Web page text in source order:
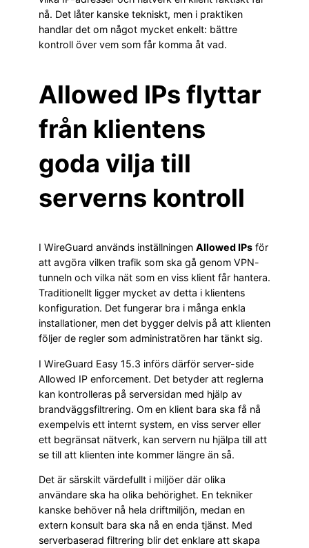
nå. Det låter kanske tekniskt, men i praktiken
handlar det om något mycket enkelt: bättre
kontroll över vem som får komma åt vad.
Allowed IPs flyttar
från klientens
goda vilja till
serverns kontroll
I WireGuard används inställningen Allowed IPs för
att avgöra vilken trafik som ska gå genom VPN-
tunneln och vilka nät som en viss klient får hantera.
Traditionellt ligger mycket av detta i klientens
konfiguration. Det fungerar bra i många enkla
installationer, men det bygger delvis på att klienten
följer de regler som administratören har tänkt sig.
I WireGuard Easy 15.3 införs därför server-side
Allowed IP enforcement. Det betyder att reglerna
kan kontrolleras på serversidan med hjälp av
brandväggsfiltrering. Om en klient bara ska få nå
exempelvis ett internt system, en viss server eller
ett begränsat nätverk, kan servern nu hjälpa till att
se till att klienten inte kommer längre än så.
Det är särskilt värdefullt i miljöer där olika
användare ska ha olika behörighet. En tekniker
kanske behöver nå hela driftmiljön, medan en
extern konsult bara ska nå en enda tjänst. Med
serverbaserad filtrering blir det enklare att skapa